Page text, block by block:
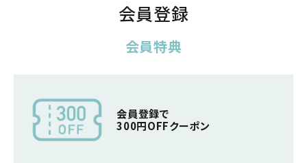
会員登録
会員特典
会員登録で
300円OFFクーポン